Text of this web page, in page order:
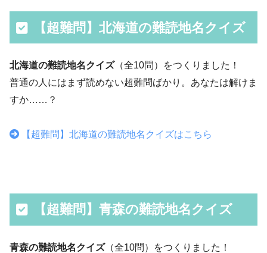
【超難問】北海道の難読地名クイズ
北海道の難読地名クイズ（全10問）をつくりました！
普通の人にはまず読めない超難問ばかり。あなたは解けま
すか……？
【超難問】北海道の難読地名クイズはこちら
【超難問】青森の難読地名クイズ
青森の難読地名クイズ（全10問）をつくりました！